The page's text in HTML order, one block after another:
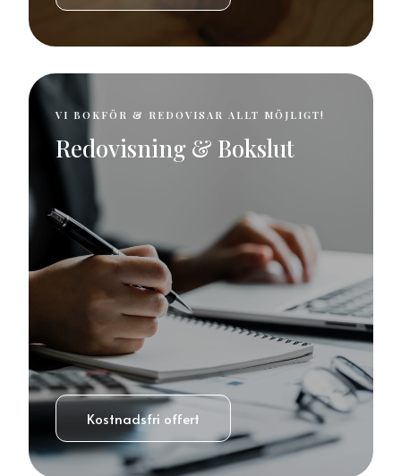
VI BOKFÖR & REDOVISAR ALLT MÖJLIGT!
Redovisning & Bokslut
Kostnadsfri offert